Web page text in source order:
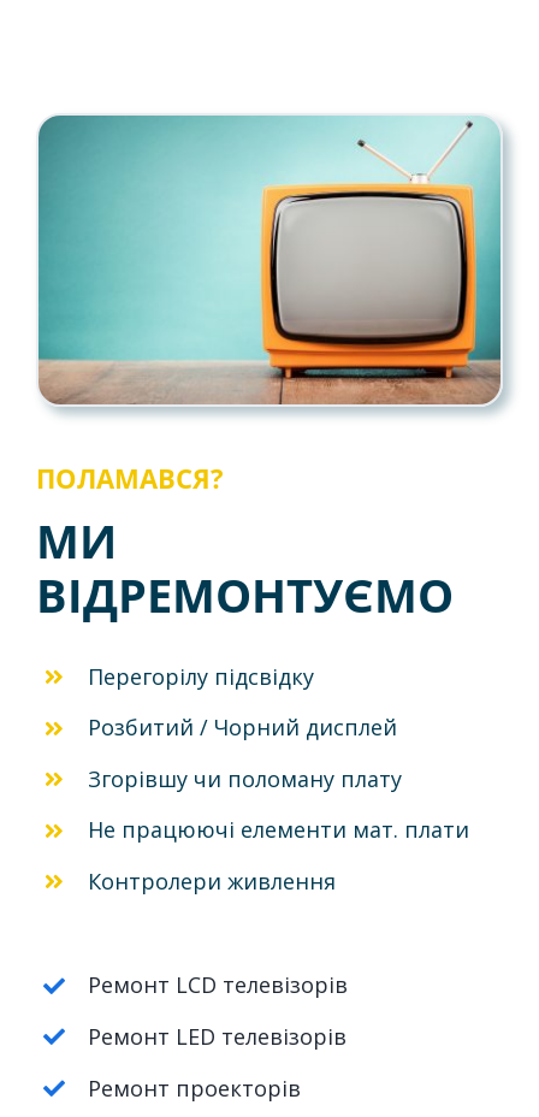
ПОЛАМАВСЯ?
МИ
ВІДРЕМОНТУЄМО
Перегорілу підсвідку
Розбитий / Чорний дисплей
Згорівшу чи поломану плату
Не працюючі елементи мат. плати
Контролери живлення
Ремонт LCD телевізорів
Ремонт LED телевізорів
Ремонт проекторів